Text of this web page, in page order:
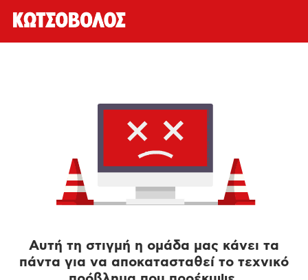
Αυτή τη στιγμή η ομάδα μας κάνει τα
πάντα για να αποκατασταθεί το τεχνικό